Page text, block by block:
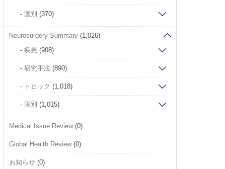
国別 (370)
Neurosurgery Summary(1,026)
疾患 (908)
研究手法(890)
トピック (1,018)
国別 (1,015)
Medical Issue Review(0)
Global Health Review(0)
お知らせ(0)